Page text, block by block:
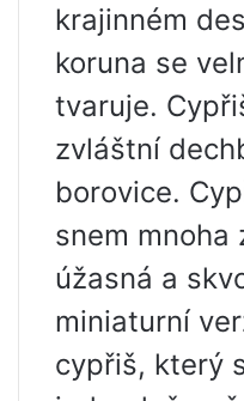
krajinném
koruna se
tvaruje.
zvláštní
borovice.
snem mnoha
úžasná a
miniaturní
cypřiš, který